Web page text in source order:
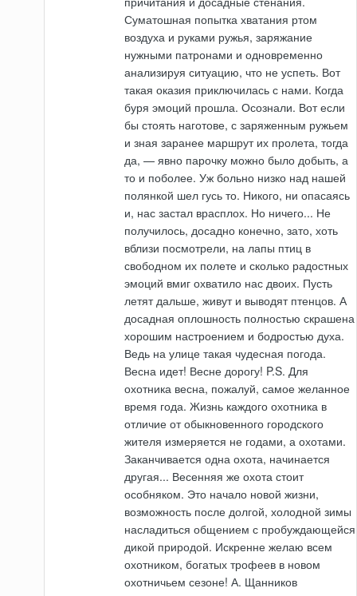
Суматошная попытка хватания ртом
воздуха и руками ружья, заряжание
нужными патронами и одновременно
анализируя ситуацию, что не успеть. Вот
такая оказия приключилась с нами. Когда
буря эмоций прошла. Осознали. Вот если
бы стоять наготове, с заряженным ружьем
и зная заранее маршрут их пролета, тогда
да, — явно парочку можно было добыть, а
то и поболее. Уж больно низко над нашей
полянкой шел гусь то. Никого, ни опасаясь
и, нас застал врасплох. Но ничего... Не
получилось, досадно конечно, зато, хоть
вблизи посмотрели, на лапы птиц в
свободном их полете и сколько радостных
эмоций вмиг охватило нас двоих. Пусть
летят дальше, живут и выводят птенцов. А
досадная оплошность полностью скрашена
хорошим настроением и бодростью духа.
Ведь на улице такая чудесная погода.
Весна идет! Весне дорогу! P.S. Для
охотника весна, пожалуй, самое желанное
время года. Жизнь каждого охотника в
отличие от обыкновенного городского
жителя измеряется не годами, а охотами.
Заканчивается одна охота, начинается
другая... Весенняя же охота стоит
особняком. Это начало новой жизни,
возможность после долгой, холодной зимы
насладиться общением с пробуждающейся
дикой природой. Искренне желаю всем
охотником, богатых трофеев в новом
охотничьем сезоне! А. Щанников